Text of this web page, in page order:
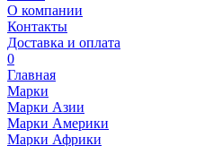
О компании
Контакты
Доставка и оплата
0
Главная
Марки
Марки Азии
Марки Америки
Марки Африки